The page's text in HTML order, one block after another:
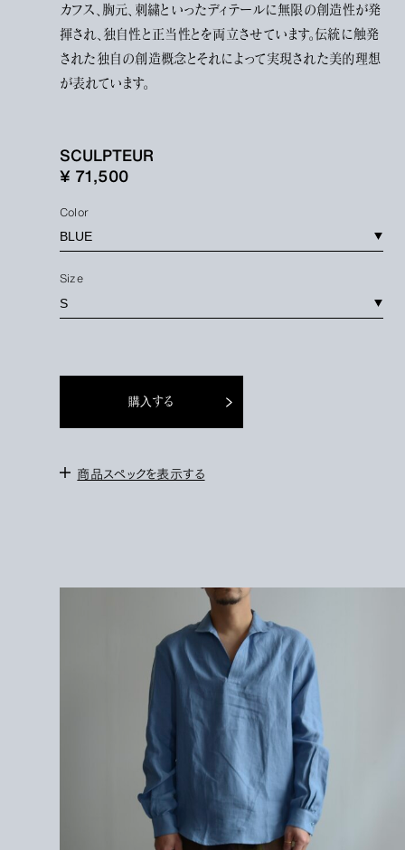
カフス、胸元、刺繍といったディテールに無限の創造性が発
揮され、独自性と正当性とを両立させています。伝統に触発
された独自の創造概念とそれによって実現された美的理想
が表れています。
SCULPTEUR
¥ 71,500
Color
Size
購入する
商品スペックを表示する